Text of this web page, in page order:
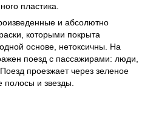
пластика.
и абсолютно
которыми покрыта
основе, нетоксичны. На
поезд с пассажирами: люди,
проезжает через зеленое
и звезды.